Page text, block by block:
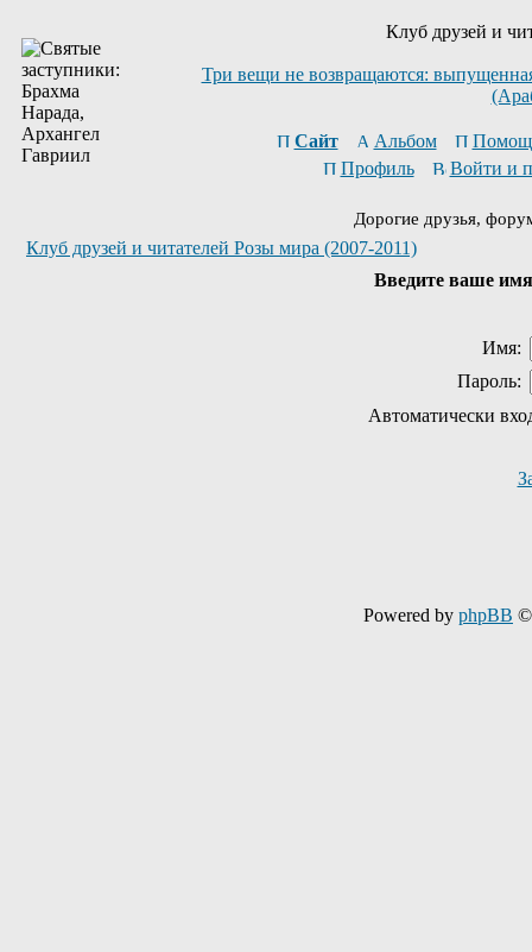
Клуб друзей и
Три вещи не возвращаются:
Сайт Альбом
Профиль
Войти и
Дорогие друзья,
Клуб друзей и читателей Розы мира (2007-2011)
Введите ваше
Имя:
Пароль:
Автоматически
Powered by phpBB ©